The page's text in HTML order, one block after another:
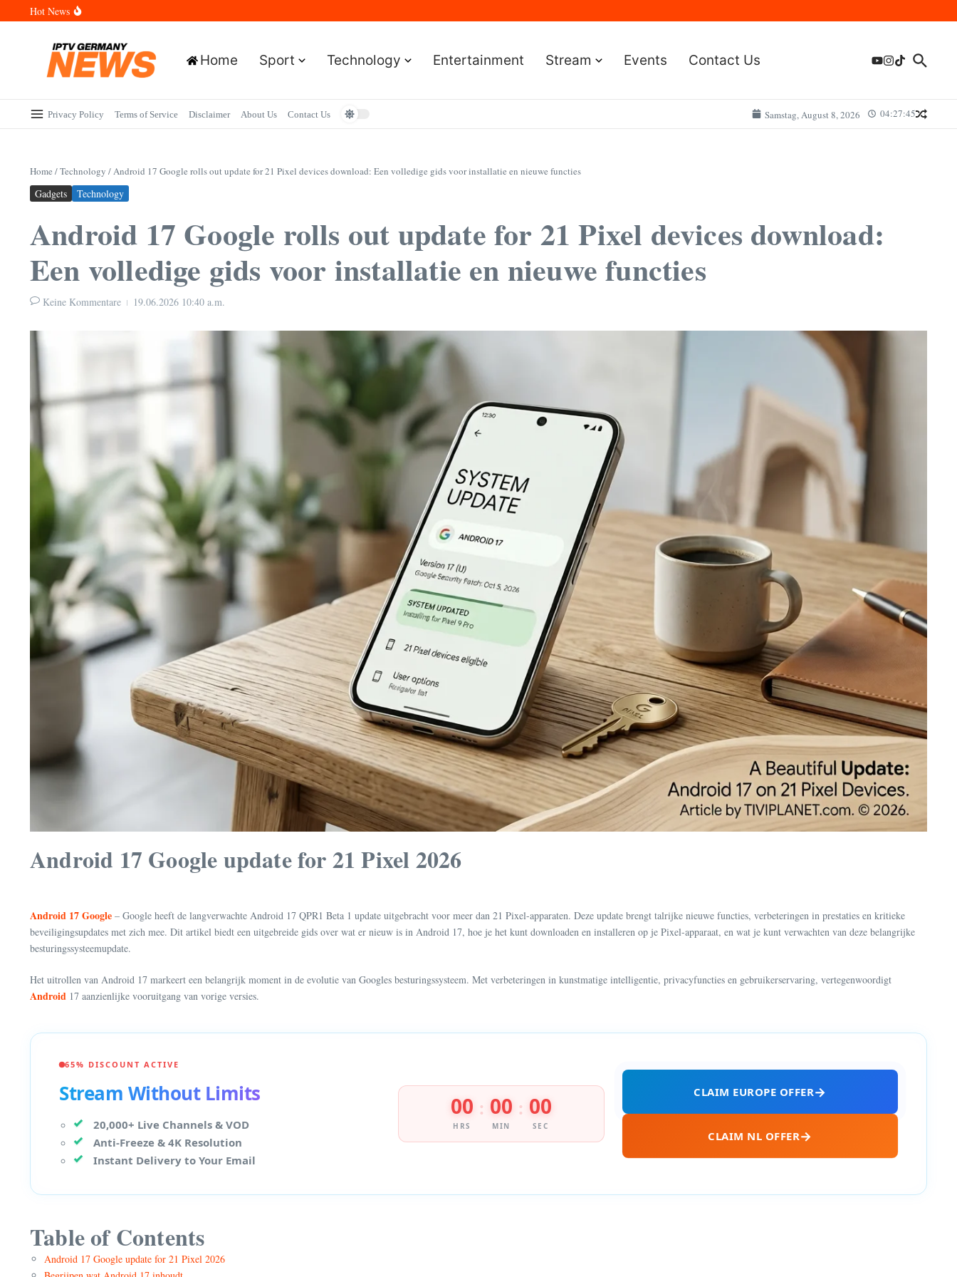
Skip to content
Hot News
Wie lange wird das PlayStation (PSN) Network ausfallen? Der Vollständige Leitfaden für Gamer
Welche Mini LED Fernseher sind die Besten? Der Vollständige Leitfaden für Premium-Bildqualität
Wat is het Vermogen van Pepijn Lijnders? Der Vollständige Leitfaden zum Vermögen und der Karriere
Home Sport Technology Entertainment Stream Events Contact Us
Privacy Policy Terms of Service Disclaimer About Us Contact Us Samstag, August 8, 2026 04:27:45
Home /Technology /Android 17 Google rolls out update for 21 Pixel devices download: Een volledige gids voor installatie en nieuwe functies
Gadgets Technology
Android 17 Google rolls out update for 21 Pixel devices download:
Een volledige gids voor installatie en nieuwe functies
Keine Kommentare 19.06.2026 10:40 a.m.
Android 17 Google update for 21 Pixel 2026
Android 17 Google – Google heeft de langverwachte Android 17 QPR1 Beta 1 update uitgebracht voor meer dan 21 Pixel-apparaten. Deze update brengt talrijke nieuwe functies, verbeteringen in prestaties en kritieke
beveiligingsupdates met zich mee. Dit artikel biedt een uitgebreide gids over wat er nieuw is in Android 17, hoe je het kunt downloaden en installeren op je Pixel-apparaat, en wat je kunt verwachten van deze belangrijke
besturingssysteemupdate.
Het uitrollen van Android 17 markeert een belangrijk moment in de evolutie van Googles besturingssysteem. Met verbeteringen in kunstmatige intelligentie, privacyfuncties en gebruikerservaring, vertegenwoordigt
Android 17 aanzienlijke vooruitgang van vorige versies.
65% DISCOUNT ACTIVE
Stream Without Limits
20,000+ Live Channels & VOD
Anti-Freeze & 4K Resolution
Instant Delivery to Your Email
00
HRS
: 00
MIN
: 00
SEC
CLAIM EUROPE OFFER
CLAIM NL OFFER
Table of Contents
Android 17 Google update for 21 Pixel 2026